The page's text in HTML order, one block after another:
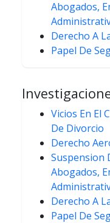
Abogados,
Derecho A
Papel De
Vicios En El
De Divorcio
Derecho
Suspension
Abogados,
Derecho A
Papel De